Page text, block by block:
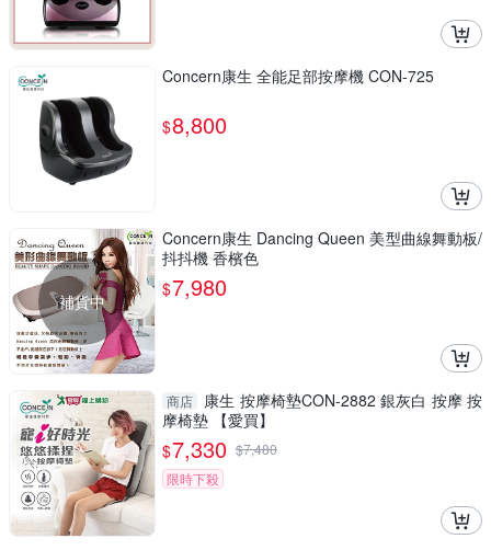
Concern康生 全能足部按摩機 CON-725
$8,800
補貨中
Concern康生 Dancing Queen 美型曲線舞動板/
抖抖機 香檳色
$7,980
商店
康生 按摩椅墊CON-2882 銀灰白 按摩 按
摩椅墊 【愛買】
$7,330 $7,480
限時下殺